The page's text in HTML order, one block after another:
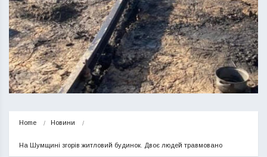
Home Новини
На Шумщині згорів житловий будинок. Двоє людей травмовано